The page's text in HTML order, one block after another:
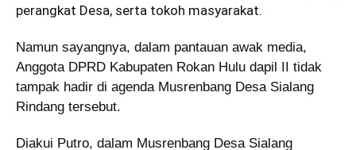
perangkat Desa, serta tokoh masyarakat.
Namun sayangnya, dalam pantauan awak media,
Anggota DPRD Kabupaten Rokan Hulu dapil II tidak
tampak hadir di agenda Musrenbang Desa Sialang
Rindang tersebut.
Diakui Putro, dalam Musrenbang Desa Sialang